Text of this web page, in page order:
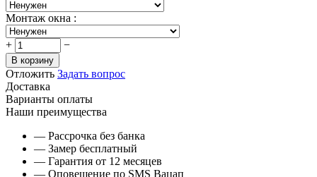
Монтаж окна :
+ −
В корзину
Отложить Задать вопрос
Доставка
Варианты оплаты
Наши преимущества
— Рассрочка без банка
— Замер бесплатный
— Гарантия от 12 месяцев
— Оповещение по SMS Вацап